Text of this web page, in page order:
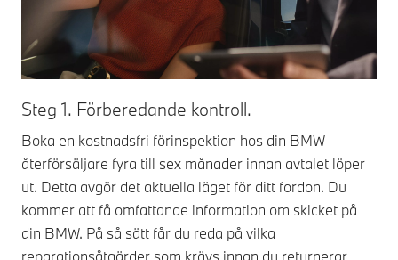
Steg 1. Förberedande kontroll.
Boka en kostnadsfri förinspektion hos din BMW
återförsäljare fyra till sex månader innan avtalet löper
ut. Detta avgör det aktuella läget för ditt fordon. Du
kommer att få omfattande information om skicket på
din BMW. På så sätt får du reda på vilka